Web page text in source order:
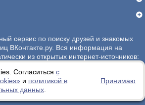
Согласиться с
и политикой в
данных
Принимаю
сервис по поиску друзей и знакомых
ВКонтакте.ру. Вся информация на
из открытых интернет-источников:
не несет.
персональных данных